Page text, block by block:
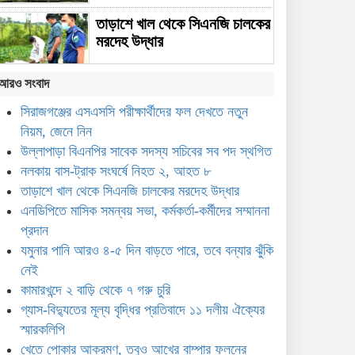
তাড়াশে খাল থেকে সিএনজি চালকের
মরদেহ উদ্ধার
মাসিক সমন্বয় সভা, কর্মকর্তা-কর্মীদের
প্রদান
যমুনার পানি আরও ৪-৫ দিন বাড়তে
পারে, তবে বন্যার ঝুঁকি নেই
কামারখন্দে ২ বাড়ি থেকে ৭ গরু চুরি
প্রতিবাদে ১১ দলীয় ঐক্যের
স্মারকলিপি
সংবাদ
সিরাজগঞ্জের এসএসসি পরীক্ষার্থীদের ফল দেখতে নতুন
নিয়ম, জেনে নিন
উল্লাপাড়া বিএনপির সাবেক সদস্য সচিবের সব পদ স্থগিত
নলকায় বাস-ট্রাক সংঘর্ষে নিহত ২, আহত ৮
তাড়াশে খাল থেকে সিএনজি চালকের মরদেহ উদ্ধার
এনডিপিতে মাসিক সমন্বয় সভা, কর্মকর্তা-কর্মীদের সম্মাননা
প্রদান
যমুনার পানি আরও ৪-৫ দিন বাড়তে পারে, তবে বন্যার ঝুঁকি
নেই
কামারখন্দে ২ বাড়ি থেকে ৭ গরু চুরি
গ্যাস-বিদ্যুতের মূল্য বৃদ্ধির প্রতিবাদে ১১ দলীয় ঐক্যের
স্মারকলিপি
খেতে পোকার আক্রমণ, তবুও আখের বাম্পার ফলনের